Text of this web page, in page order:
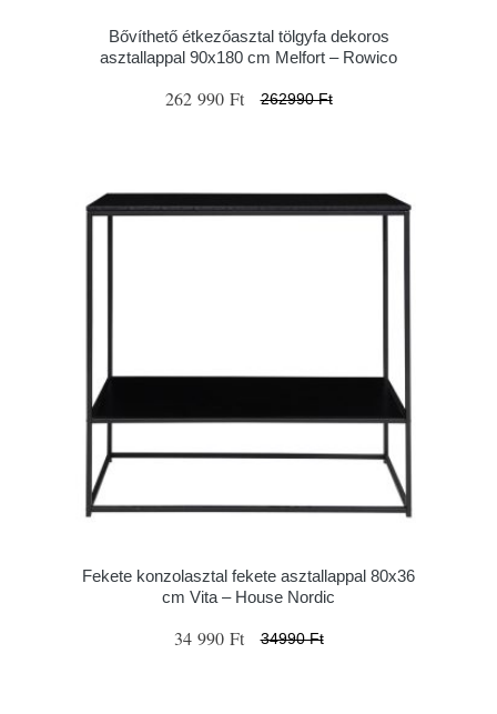
Bővíthető étkezőasztal tölgyfa dekoros
asztallappal 90x180 cm Melfort – Rowico
262 990 Ft 262990 Ft
Fekete konzolasztal fekete asztallappal 80x36
cm Vita – House Nordic
34 990 Ft 34990 Ft